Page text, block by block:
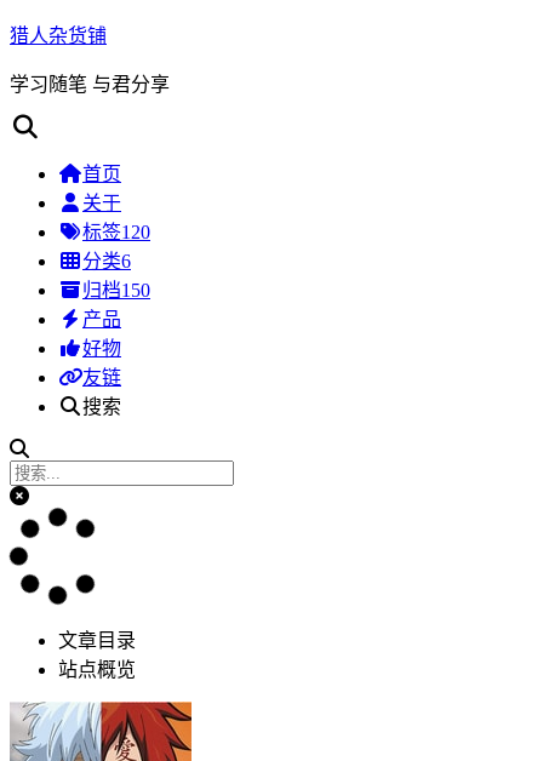
猎人杂货铺
学习随笔 与君分享
首页
关于
标签120
分类6
归档150
产品
好物
友链
搜索
文章目录
站点概览